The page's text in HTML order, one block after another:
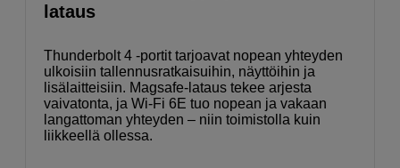
lataus
Thunderbolt 4 -portit tarjoavat nopean yhteyden
ulkoisiin tallennusratkaisuihin, näyttöihin ja
lisälaitteisiin. Magsafe-lataus tekee arjesta
vaivatonta, ja Wi-Fi 6E tuo nopean ja vakaan
langattoman yhteyden – niin toimistolla kuin
liikkeellä ollessa.